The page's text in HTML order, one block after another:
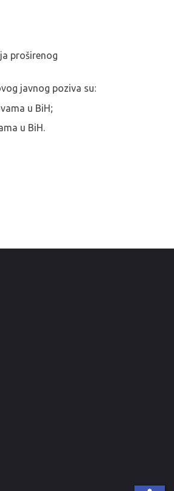
proširenog
javnog poziva su:
u BiH;
u BiH.